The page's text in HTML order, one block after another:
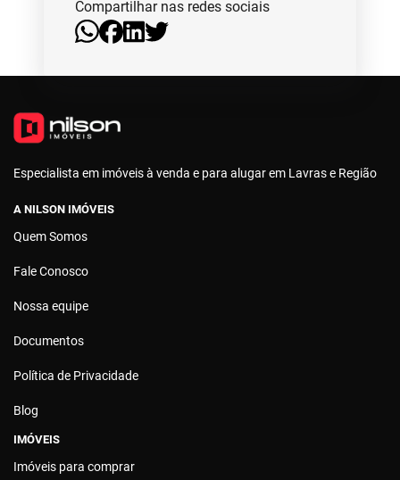
Compartilhar nas redes sociais
Especialista em imóveis à venda e para alugar em Lavras e Região
A NILSON IMÓVEIS
Quem Somos
Fale Conosco
Nossa equipe
Documentos
Política de Privacidade
Blog
IMÓVEIS
Imóveis para comprar